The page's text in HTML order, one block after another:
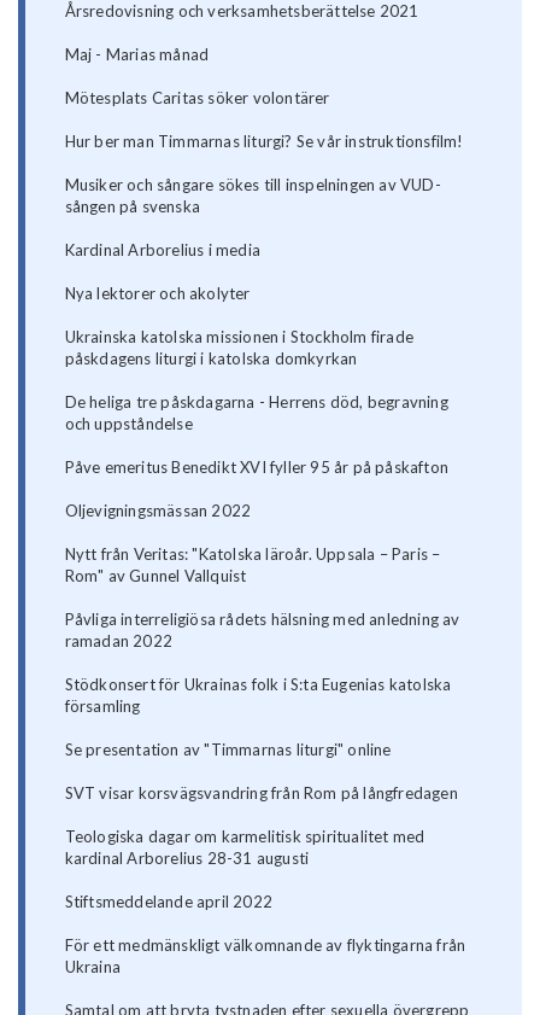
Årsredovisning och verksamhetsberättelse 2021
Maj - Marias månad
Mötesplats Caritas söker volontärer
Hur ber man Timmarnas liturgi? Se vår instruktionsfilm!
Musiker och sångare sökes till inspelningen av VUD-
sången på svenska
Kardinal Arborelius i media
Nya lektorer och akolyter
Ukrainska katolska missionen i Stockholm firade
påskdagens liturgi i katolska domkyrkan
De heliga tre påskdagarna - Herrens död, begravning
och uppståndelse
Påve emeritus Benedikt XVI fyller 95 år på påskafton
Oljevigningsmässan 2022
Nytt från Veritas: "Katolska läroår. Uppsala – Paris –
Rom" av Gunnel Vallquist
Påvliga interreligiösa rådets hälsning med anledning av
ramadan 2022
Stödkonsert för Ukrainas folk i S:ta Eugenias katolska
församling
Se presentation av "Timmarnas liturgi" online
SVT visar korsvägsvandring från Rom på långfredagen
Teologiska dagar om karmelitisk spiritualitet med
kardinal Arborelius 28-31 augusti
Stiftsmeddelande april 2022
För ett medmänskligt välkomnande av flyktingarna från
Ukraina
Samtal om att bryta tystnaden efter sexuella övergrepp